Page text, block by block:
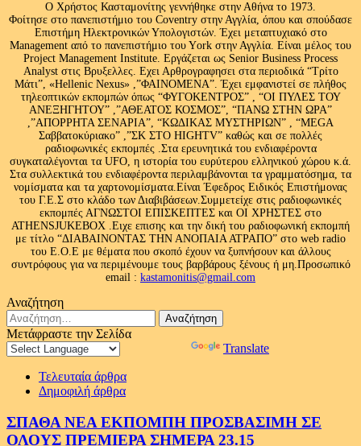
Ο Χρήστος Κασταμονίτης γεννήθηκε στην Αθήνα το 1973.
Φοίτησε στο πανεπιστήμιο του Coventry στην Αγγλία, όπου και σπούδασε
Επιστήμη Ηλεκτρονικών Υπολογιστών. Έχει μεταπτυχιακό στο
Management από το πανεπιστήμιο του Υork στην Αγγλία. Είναι μέλος του
Project Management Institute. Εργάζεται ως Senior Business Process
Analyst στις Βρυξελλες. Εχει Αρθρογραφησει στα περιοδικά “Τρίτο
Μάτι”, «Hellenic Nexus» ,”ΦΑΙΝΟΜΕΝΑ”. Έχει εμφανιστεί σε πλήθος
τηλεοπτικών εκπομπών όπως “ΦΥΓΟΚΕΝΤΡΟΣ” , “ΟΙ ΠΥΛΕΣ ΤΟΥ
ΑΝΕΞΗΓΗΤΟΥ” ,”ΑΘΕΑΤΟΣ ΚΟΣΜΟΣ”, “ΠΑΝΩ ΣΤΗΝ ΩΡΑ”
,”ΑΠΟΡΡΗΤΑ ΣΕΝΑΡΙΑ”, “ΚΩΔΙΚΑΣ ΜΥΣΤΗΡΙΩΝ” , “MEGA
Σαββατοκύριακο” ,”ΣΚ ΣΤΟ HIGHTV” καθώς και σε πολλές
ραδιοφωνικές εκπομπές .Στα ερευνητικά του ενδιαφέροντα
συγκαταλέγονται τα UFO, η ιστορία του ευρύτερου ελληνικού χώρου κ.ά.
Στα συλλεκτικά του ενδιαφέροντα περιλαμβάνονται τα γραμματόσημα, τα
νομίσματα και τα χαρτονομίσματα.Είναι Έφεδρος Ειδικός Επιστήμονας
του Γ.Ε.Σ στο κλάδο των Διαβιβάσεων.Συμμετείχε στις ραδιοφωνικές
εκπομπές ΑΓΝΩΣΤΟΙ ΕΠΙΣΚΕΠΤΕΣ και ΟΙ ΧΡΗΣΤΕΣ στο
ATHENSJUKEBOX .Ειχε επισης και την δική του ραδιοφωνική εκπομπή
με τίτλο “ΔΙΑΒΑΙΝΟΝΤΑΣ ΤΗΝ ΑΝΟΠΑΙΑ ΑΤΡΑΠΟ” στο web radio
του Ε.Ο.Ε με θέματα που σκοπό έχουν να ξυπνήσουν και άλλους
συντρόφους για να περιμένουμε τους βαρβάρους ξένους ή μη.Προσωπικό
email : kastamonitis@gmail.com
Αναζήτηση
Αναζήτηση
για:
Μετάφραστε την Σελίδα
Translate
Τελευταία άρθρα
Δημοφιλή άρθρα
ΣΠΑΘΑ ΝΕΑ ΕΚΠΟΜΠΗ ΠΡΟΣΒΑΣΙΜΗ ΣΕ
ΟΛΟΥΣ ΠΡΕΜΙΕΡΑ ΣΗΜΕΡΑ 23.15